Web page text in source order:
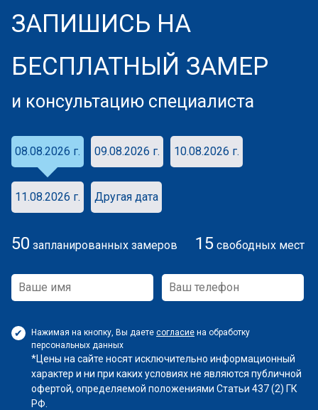
ЗАПИШИСЬ НА
БЕСПЛАТНЫЙ ЗАМЕР
и консультацию специалиста
08.08.2026 г. 09.08.2026 г. 10.08.2026 г.
11.08.2026 г. Другая дата
50 запланированных замеров 15 свободных мест
Нажимая на кнопку, Вы даете согласие на обработку
персональных данных
*Цены на сайте носят исключительно информационный
характер и ни при каких условиях не являются публичной
офертой, определяемой положениями Статьи 437 (2) ГК
РФ.